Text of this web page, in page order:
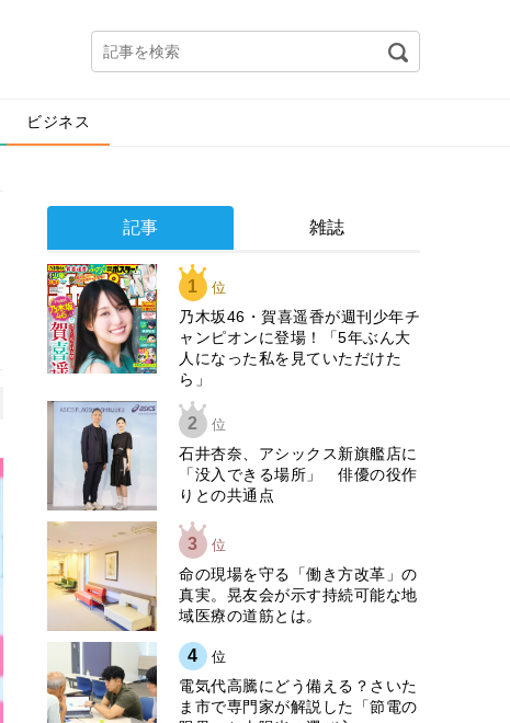
ビジネス
記事 雑誌
1 位
乃木坂46・賀喜遥香が週刊少年チ
ャンピオンに登場！「5年ぶん大
人になった私を見ていただけた
ら」
2 位
石井杏奈、アシックス新旗艦店に
「没入できる場所」 俳優の役作
りとの共通点
3 位
​命の現場を守る「働き方改革」の
真実。晃友会が示す持続可能な地
域医療の道筋とは。
4 位
電気代高騰にどう備える？さいた
ま市で専門家が解説した「節電の